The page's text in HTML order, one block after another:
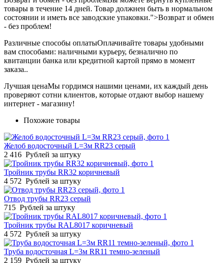
товары в течение 14 дней. Товар должнен быть в нормальном
состоянии и иметь все заводские упаковки.">Возврат и обмен
- без проблем!
Различные способы оплатыОплачивайте товары удобными
вам способами: наличными курьеру, безналично по
квитанции банка или кредитной картой прямо в момент
заказа..
Лучшая ценаМы гордимся нашими ценами, их каждый день
проверяют сотни клиентов, которые отдают выбор нашему
интернет - магазину!
Похожие товары
Желоб водосточный L=3м RR23 серый
2 416 Рублей за штуку
Тройник трубы RR32 коричневый
4 572 Рублей за штуку
Отвод трубы RR23 серый
715 Рублей за штуку
Тройник трубы RAL8017 коричневый
4 572 Рублей за штуку
Труба водосточная L=3м RR11 темно-зеленый
2 159 Рублей за штуку